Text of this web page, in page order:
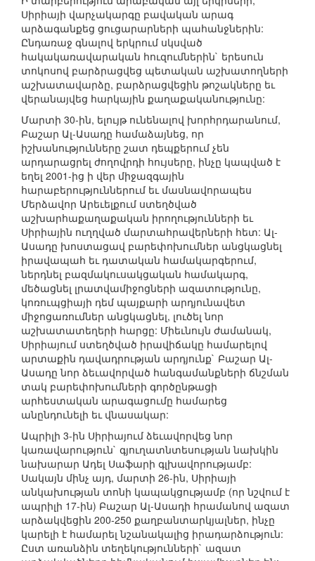
Սիրիայի վարչակարգը բավական արագ
արձագանքեց ցուցարարների պահանջներին:
Ընդառաջ գնալով երկրում սկսված
հակակառավարական հուզումներին` երեսուն
տոկոսով բարձրացվեց պետական աշխատողների
աշխատավարձը, բարձրացվեցին թոշակները եւ
վերանայվեց հարկային քաղաքականությունը:
Մարտի 30-ին, ելույթ ունենալով խորհրդարանում,
Բաշար Ալ-Ասադը համաձայնեց, որ
իշխանությունները շատ դեպքերում չեն
արդարացրել ժողովրդի հույսերը, ինչը կապված է
եղել 2001-ից ի վեր միջազգային
հարաբերություններում եւ մասնավորապես
Մերձավոր Արեւելքում ստեղծված
աշխարհաքաղաքական իրողությունների եւ
Սիրիային ուղղված մարտահրավերների հետ: Ալ-
Ասադը խոստացավ բարեփոխումներ անցկացնել
իրավապահ եւ դատական համակարգերում,
ներդնել բազմակուսակցական համակարգ,
մեծացնել լրատվամիջոցների ազատությունը,
կոռուպցիայի դեմ պայքարի արդյունավետ
միջոցառումներ անցկացնել, լուծել նոր
աշխատատեղերի հարցը: Միեւնույն ժամանակ,
Սիրիայում ստեղծված իրավիճակը համարելով
արտաքին դավադրության արդյունք` Բաշար Ալ-
Ասադը նոր ձեւավորված հանգամանքների ճնշման
տակ բարեփոխումների գործընթացի
արհեստական արագացումը համարեց
անընդունելի եւ վնասակար:
Ապրիլի 3-ին Սիրիայում ձեւավորվեց նոր
կառավարություն` գյուղատնտեսության նախկին
նախարար Ադել Սաֆարի գլխավորությամբ:
Սակայն մինչ այդ, մարտի 26-ին, Սիրիայի
անկախության տոնի կապակցությամբ (որ նշվում է
ապրիլի 17-ին) Բաշար Ալ-Ասադի հրամանով ազատ
արձակվեցին 200-250 քաղբանտարկյալներ, ինչը
կարելի է համարել նշանակալից իրադարձություն:
Ըստ առանձին տեղեկությունների` ազատ